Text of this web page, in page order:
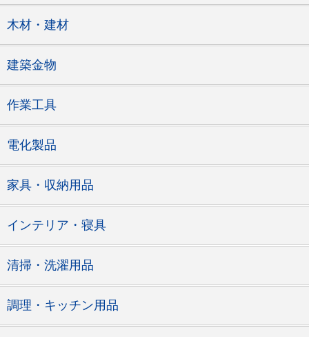
木材・建材
建築金物
作業工具
電化製品
家具・収納用品
インテリア・寝具
清掃・洗濯用品
調理・キッチン用品